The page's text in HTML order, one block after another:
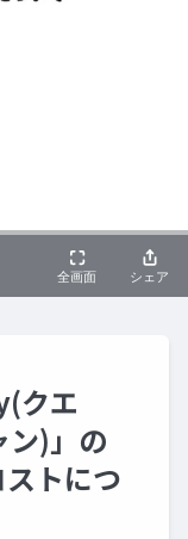
クエ
ン)」の
トにつ